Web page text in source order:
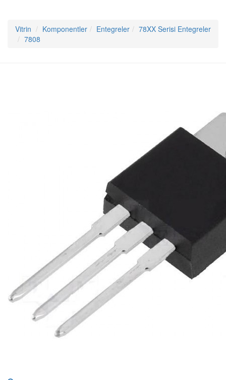
Vitrin Komponentler Entegreler
78XX Serisi Entegreler
7808